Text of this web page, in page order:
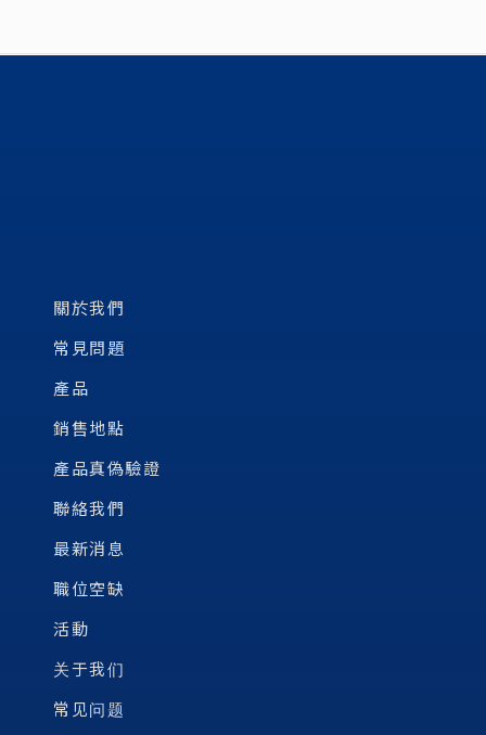
關於我們
常見問題
產品
銷售地點
產品真偽驗證
聯絡我們
最新消息
職位空缺
活動
关于我们
常见问题